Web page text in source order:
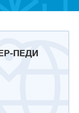
ПЕДИ